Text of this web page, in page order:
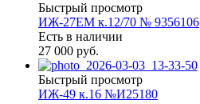
Быстрый просмотр
ИЖ-27ЕМ к.12/70 № 9356106
Есть в наличии
27 000 руб.
Быстрый просмотр
ИЖ-49 к.16 №И25180